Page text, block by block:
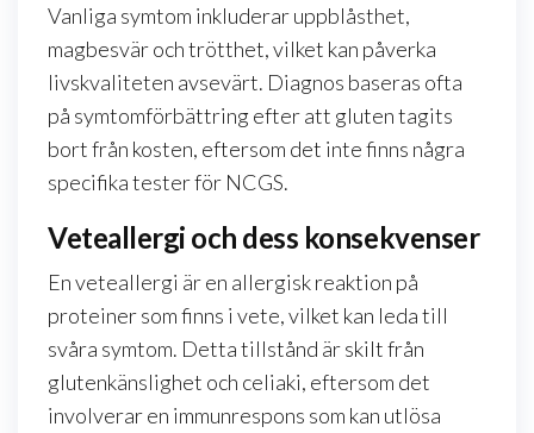
Vanliga symtom inkluderar uppblåsthet,
magbesvär och trötthet, vilket kan påverka
livskvaliteten avsevärt. Diagnos baseras ofta
på symtomförbättring efter att gluten tagits
bort från kosten, eftersom det inte finns några
specifika tester för NCGS.
Veteallergi och dess konsekvenser
En veteallergi är en allergisk reaktion på
proteiner som finns i vete, vilket kan leda till
svåra symtom. Detta tillstånd är skilt från
glutenkänslighet och celiaki, eftersom det
involverar en immunrespons som kan utlösa